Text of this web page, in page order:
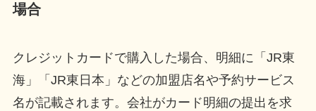
場合
クレジットカードで購入した場合、明細に「JR東
海」「JR東日本」などの加盟店名や予約サービス
名が記載されます。会社がカード明細の提出を求